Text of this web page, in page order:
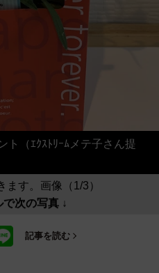
ト（ｴｸｽﾄﾘｰﾑメテ子さん提
ます。画像（1/3）
で次の写真 ↓
記事を読む